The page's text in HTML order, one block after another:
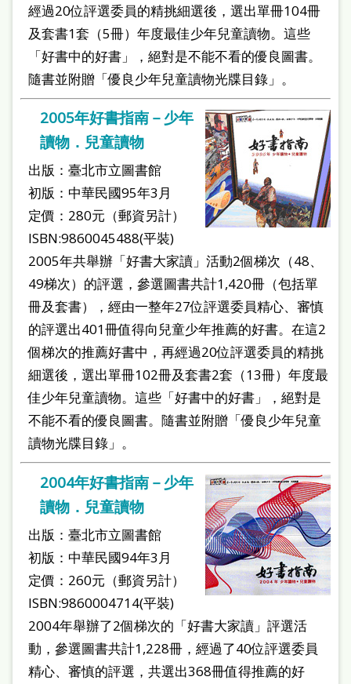
經過20位評選委員的精挑細選後，選出單冊104冊
及套書1套（5冊）年度最佳少年兒童讀物。這些
「好書中的好書」，絕對是不能不看的優良圖書。
隨書並附贈「優良少年兒童讀物光牒目錄」。
2005年好書指南－少年
讀物．兒童讀物
出版：臺北市立圖書館
初版：中華民國95年3月
定價：280元（郵資另計）
ISBN:9860045488(平裝)
2005年共舉辦「好書大家讀」活動2個梯次（48、
49梯次）的評選，參選圖書共計1,420冊（包括單
冊及套書），經由一整年27位評選委員精心、審慎
的評選出401冊值得向兒童少年推薦的好書。在這2
個梯次的推薦好書中，再經過20位評選委員的精挑
細選後，選出單冊102冊及套書2套（13冊）年度最
佳少年兒童讀物。這些「好書中的好書」，絕對是
不能不看的優良圖書。隨書並附贈「優良少年兒童
讀物光牒目錄」。
2004年好書指南－少年
讀物．兒童讀物
出版：臺北市立圖書館
初版：中華民國94年3月
定價：260元（郵資另計）
ISBN:9860004714(平裝)
2004年舉辦了2個梯次的「好書大家讀」評選活
動，參選圖書共計1,228冊，經過了40位評選委員
精心、審慎的評選，共選出368冊值得推薦的好